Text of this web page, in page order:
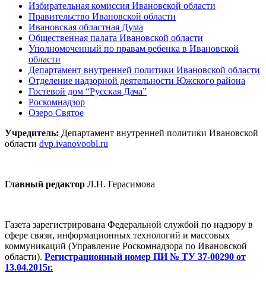
Избирательная комиссия Ивановской области
Правительство Ивановской области
Ивановская областная Дума
Общественная палата Ивановской области
Уполномоченный по правам ребенка в Ивановской
области
Департамент внутренней политики Ивановской области
Отделение надзорной деятельности Южского района
Гостевой дом “Русская Дача”
Роскомнадзор
Озеро Святое
Учредитель: Департамент внутренней политики Ивановской
области dvp.ivanovoobl.ru
Главный редактор Л.Н. Герасимова
Газета зарегистрирована Федеральной службой по надзору в
сфере связи, информационных технологий и массовых
коммуникаций (Управление Роскомнадзора по Ивановской
области). Регистрационный номер ПИ № ТУ 37-00290 от
13.04.2015г.